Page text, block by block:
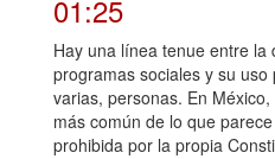
01:25
Hay una línea tenue entre la
programas sociales y su
varias, personas. En
más común de lo que
prohibida por la propia